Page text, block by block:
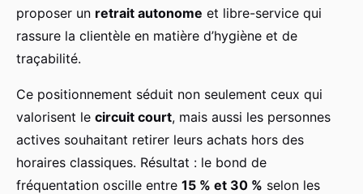
proposer un retrait autonome et libre-service qui
rassure la clientèle en matière d’hygiène et de
traçabilité.
Ce positionnement séduit non seulement ceux qui
valorisent le circuit court, mais aussi les personnes
actives souhaitant retirer leurs achats hors des
horaires classiques. Résultat : le bond de
fréquentation oscille entre 15 % et 30 % selon les